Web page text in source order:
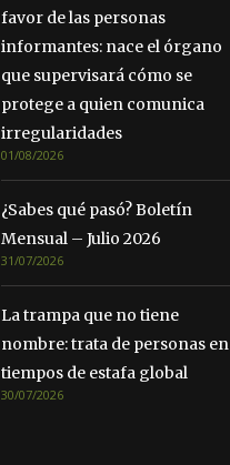
favor de las personas
informantes: nace el órgano
que supervisará cómo se
protege a quien comunica
irregularidades
01/08/2026
¿Sabes qué pasó? Boletín
Mensual – Julio 2026
31/07/2026
La trampa que no tiene
nombre: trata de personas en
tiempos de estafa global
30/07/2026